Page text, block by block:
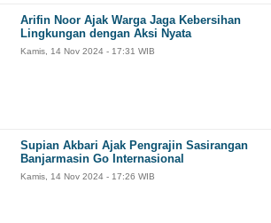
Arifin Noor Ajak Warga Jaga Kebersihan
Lingkungan dengan Aksi Nyata
Kamis, 14 Nov 2024 - 17:31 WIB
Supian Akbari Ajak Pengrajin Sasirangan
Banjarmasin Go Internasional
Kamis, 14 Nov 2024 - 17:26 WIB